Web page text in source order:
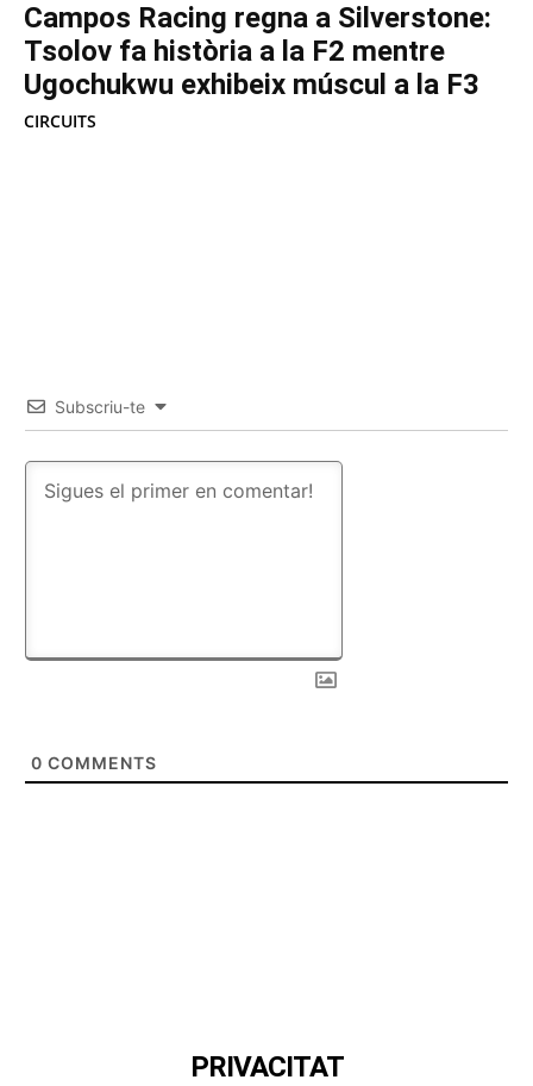
Campos Racing regna a Silverstone:
Tsolov fa història a la F2 mentre
Ugochukwu exhibeix múscul a la F3
CIRCUITS
Subscriu-te
0 COMMENTS
PRIVACITAT